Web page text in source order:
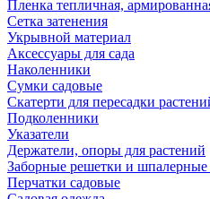
Пленка тепличная,
Сетка затенения
Укрывной материал
Аксессуары для сада
Наколенники
Сумки садовые
Скатерти для пересадки
Подколенники
Указатели
Держатели, опоры для растений
Заборные решетки и шпалерные
Перчатки садовые